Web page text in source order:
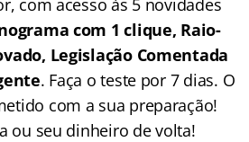
com acesso às 5 novidades
com 1 clique, Raio-
Legislação Comentada
. Faça o teste por 7 dias. O
com a sua preparação!
ou seu dinheiro de volta!